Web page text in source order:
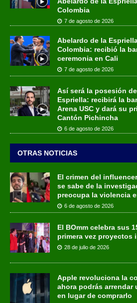
Colombia
7 de agosto de 2026
Abelardo de la
Colombia: recibió la
ceremonia en Cali
7 de agosto de 2026
Así será la posesión
Espriella: recibirá la
Arena USC y dará su
Cantón Pichincha
6 de agosto de 2026
OTRAS NOTICIAS
El crimen del
se sabe de la
preocupa la violencia
6 de agosto de 2026
El BOmm celebra sus
primera vez proyectos
28 de julio de 2026
Apple revoluciona la
ahora podrás arrendar
en lugar de comprarlo